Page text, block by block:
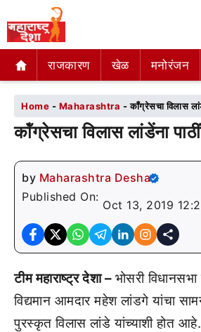
राजकारण खेळ मनोरंजन
राजकारण खेळ मनोरंजन
Home - Maharashtra -कॉंग्रेसचा विलास
कॉंग्रेसचा विलास लांडेंना
by Maharashtra Desha
Published On:
Oct 13, 2019
टीम महाराष्ट्र देशा – भोसरी
विद्यमान आमदार महेश लांडगे यांचा
पुरस्कृत विलास लांडे यांच्याशी होत